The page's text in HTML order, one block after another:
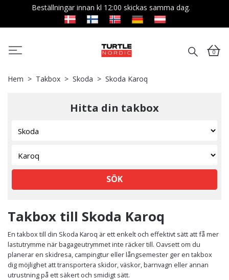
Beställningar innan kl 12:00 skickas samma dag.
0
Hem Takbox Skoda Skoda Karoq
Hitta din takbox
SÖK
Takbox till Skoda Karoq
En takbox till din Skoda Karoq är ett enkelt och effektivt sätt att få mer
lastutrymme när bagageutrymmet inte räcker till. Oavsett om du
planerar en skidresa, campingtur eller långsemester ger en takbox
dig möjlighet att transportera skidor, väskor, barnvagn eller annan
utrustning på ett säkert och smidigt sätt.